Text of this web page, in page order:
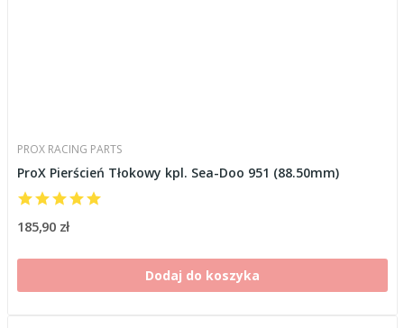
PROX RACING PARTS
ProX Pierścień Tłokowy kpl. Sea-Doo 951 (88.50mm)
185,90 zł
Dodaj do koszyka